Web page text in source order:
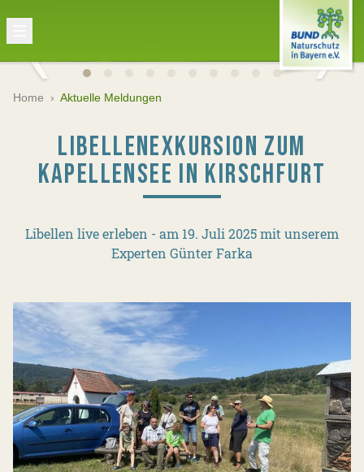
Home › Aktuelle Meldungen
LIBELLENEXKURSION ZUM
KAPELLENSEE IN KIRSCHFURT
Libellen live erleben - am 19. Juli 2025 mit unserem
Experten Günter Farka